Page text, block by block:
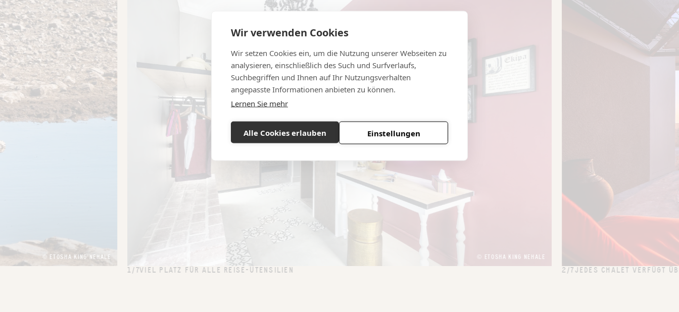
Wir verwenden Cookies
Wir setzen Cookies ein, um die Nutzung unserer Webseiten zu
analysieren, einschließlich des Such und Surfverlaufs,
Suchbegriffen und Ihnen auf Ihr Nutzungsverhalten
angepasste Informationen anbieten zu können.
Lernen Sie mehr
Alle Cookies erlauben Einstellungen
© ETOSHA KING NEHALE © ETOSHA KING NEHALE
1/7VIEL PLATZ FÜR ALLE REISE-UTENSILIEN 2/7JEDES CHALET VERFÜGT